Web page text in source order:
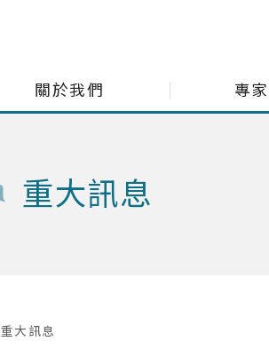
關於我們 專
重大訊息
重大訊息